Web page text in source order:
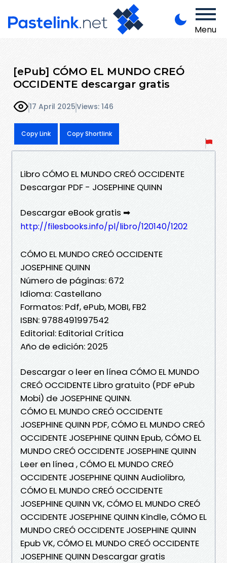
Menu
[ePub] CÓMO EL MUNDO CREÓ
OCCIDENTE descargar gratis
17 April 2025Views: 146
Copy Link Copy Shortlink
Libro CÓMO EL MUNDO CREÓ OCCIDENTE
Descargar PDF - JOSEPHINE QUINN
Descargar eBook gratis ➡
http://filesbooks.info/pl/libro/120140/1202
CÓMO EL MUNDO CREÓ OCCIDENTE
JOSEPHINE QUINN
Número de páginas: 672
Idioma: Castellano
Formatos: Pdf, ePub, MOBI, FB2
ISBN: 9788491997542
Editorial: Editorial Crítica
Año de edición: 2025
Descargar o leer en línea CÓMO EL MUNDO
CREÓ OCCIDENTE Libro gratuito (PDF ePub
Mobi) de JOSEPHINE QUINN.
CÓMO EL MUNDO CREÓ OCCIDENTE
JOSEPHINE QUINN PDF, CÓMO EL MUNDO CREÓ
OCCIDENTE JOSEPHINE QUINN Epub, CÓMO EL
MUNDO CREÓ OCCIDENTE JOSEPHINE QUINN
Leer en línea , CÓMO EL MUNDO CREÓ
OCCIDENTE JOSEPHINE QUINN Audiolibro,
CÓMO EL MUNDO CREÓ OCCIDENTE
JOSEPHINE QUINN VK, CÓMO EL MUNDO CREÓ
OCCIDENTE JOSEPHINE QUINN Kindle, CÓMO EL
MUNDO CREÓ OCCIDENTE JOSEPHINE QUINN
Epub VK, CÓMO EL MUNDO CREÓ OCCIDENTE
JOSEPHINE QUINN Descargar gratis